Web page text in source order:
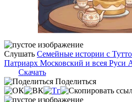
Слушать Семейные истории с
Патриарх Московский и всея Руси
Скачать
Поделиться